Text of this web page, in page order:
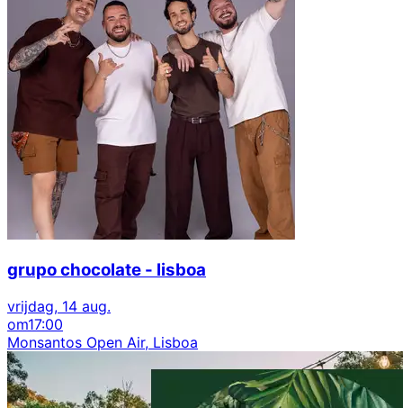
grupo chocolate - lisboa
vrijdag, 14 aug.
om17:00
Monsantos Open Air, Lisboa